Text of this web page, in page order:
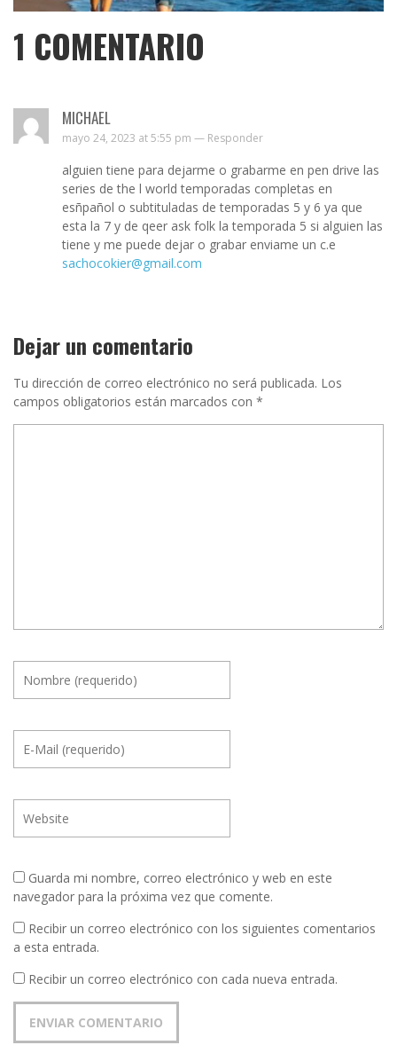
1 COMENTARIO
MICHAEL
mayo 24, 2023 at 5:55 pm — Responder
alguien tiene para dejarme o grabarme en pen drive las
series de the l world temporadas completas en
esñpañol o subtituladas de temporadas 5 y 6 ya que
esta la 7 y de qeer ask folk la temporada 5 si alguien las
tiene y me puede dejar o grabar enviame un c.e
sachocokier@gmail.com
Dejar un comentario
Tu dirección de correo electrónico no será publicada. Los
campos obligatorios están marcados con *
Guarda mi nombre, correo electrónico y web en este
navegador para la próxima vez que comente.
Recibir un correo electrónico con los siguientes comentarios
a esta entrada.
Recibir un correo electrónico con cada nueva entrada.